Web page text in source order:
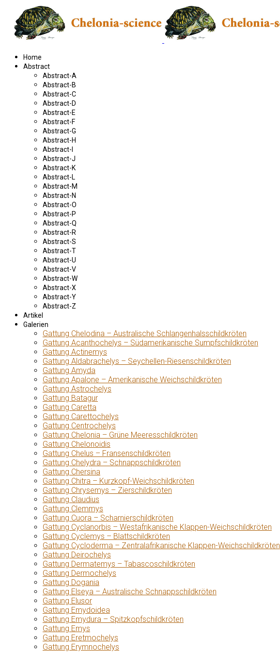
Home
Abstract
Abstract-A
Abstract-B
Abstract-C
Abstract-D
Abstract-E
Abstract-F
Abstract-G
Abstract-H
Abstract-I
Abstract-J
Abstract-K
Abstract-L
Abstract-M
Abstract-N
Abstract-O
Abstract-P
Abstract-Q
Abstract-R
Abstract-S
Abstract-T
Abstract-U
Abstract-V
Abstract-W
Abstract-X
Abstract-Y
Abstract-Z
Artikel
Galerien
Gattung Chelodina – Australische Schlangenhalsschildkröten
Gattung Acanthochelys – Südamerikanische Sumpfschildkröten
Gattung Actinemys
Gattung Aldabrachelys – Seychellen-Riesenschildkröten
Gattung Amyda
Gattung Apalone – Amerikanische Weichschildkröten
Gattung Astrochelys
Gattung Batagur
Gattung Caretta
Gattung Carettochelys
Gattung Centrochelys
Gattung Chelonia – Grüne Meeresschildkröten
Gattung Chelonoidis
Gattung Chelus – Fransenschildkröten
Gattung Chelydra – Schnappschildkröten
Gattung Chersina
Gattung Chitra – Kurzkopf-Weichschildkröten
Gattung Chrysemys – Zierschildkröten
Gattung Claudius
Gattung Clemmys
Gattung Cuora – Scharnierschildkröten
Gattung Cyclanorbis – Westafrikanische Klappen-Weichschildkröten
Gattung Cyclemys – Blattschildkröten
Gattung Cycloderma – Zentralafrikanische Klappen-Weichschildkröten
Gattung Deirochelys
Gattung Dermatemys – Tabascoschildkröten
Gattung Dermochelys
Gattung Dogania
Gattung Elseya – Australische Schnappschildkröten
Gattung Elusor
Gattung Emydoidea
Gattung Emydura – Spitzkopfschildkröten
Gattung Emys
Gattung Eretmochelys
Gattung Erymnochelys